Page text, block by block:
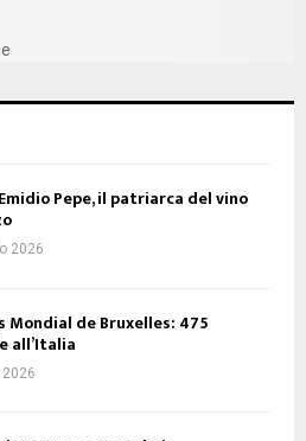
Pepe, il patriarca del vino
2026
Mondial de Bruxelles: 475
all’Italia